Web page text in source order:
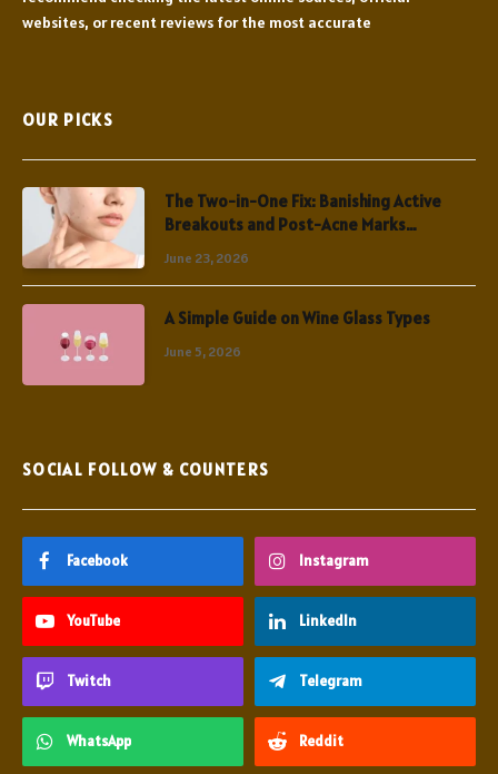
websites, or recent reviews for the most accurate
OUR PICKS
The Two-in-One Fix: Banishing Active
Breakouts and Post-Acne Marks
June 23, 2026
A Simple Guide on Wine Glass Types
June 5, 2026
SOCIAL FOLLOW & COUNTERS
Facebook Instagram
YouTube LinkedIn
Twitch Telegram
WhatsApp Reddit